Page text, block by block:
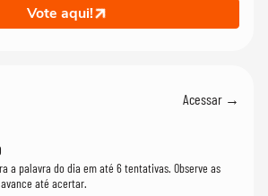
Vote aqui!
Acessar →
a palavra do dia em até 6 tentativas. Observe as
até acertar.